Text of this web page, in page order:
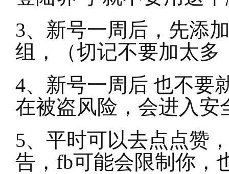
3、新号一周后，先添
组，（切记不要加太多
4、新号一周后 也不要
在被盗风险，会进入安
5、平时可以去点点赞
告，fb可能会限制你，